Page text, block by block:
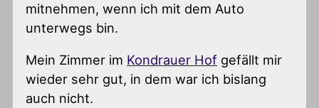
mitnehmen, wenn ich mit dem Auto
unterwegs bin.
Mein Zimmer im Kondrauer Hof gefällt mir
wieder sehr gut, in dem war ich bislang
auch nicht.